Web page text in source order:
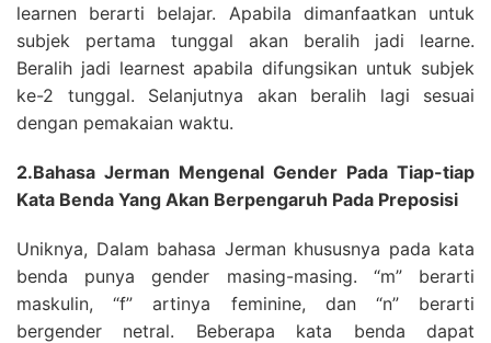
learnen berarti belajar. Apabila dimanfaatkan untuk
subjek pertama tunggal akan beralih jadi learne.
Beralih jadi learnest apabila difungsikan untuk subjek
ke-2 tunggal. Selanjutnya akan beralih lagi sesuai
dengan pemakaian waktu.
2.Bahasa Jerman Mengenal Gender Pada Tiap-tiap
Kata Benda Yang Akan Berpengaruh Pada Preposisi
Uniknya, Dalam bahasa Jerman khususnya pada kata
benda punya gender masing-masing. “m” berarti
maskulin, “f” artinya feminine, dan “n” berarti
bergender netral. Beberapa kata benda dapat